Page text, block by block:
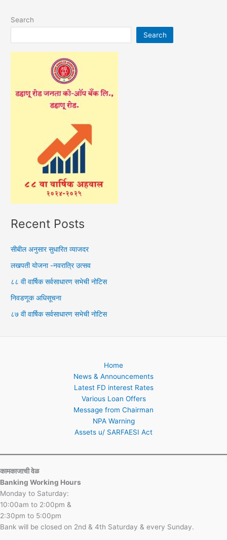
Search
Search
Recent Posts
सीबील अनुसार सुधारित व्याजदर
लखपती योजना -नवरात्रि उत्सव
८८ वी वार्षिक सर्वसाधारण सभेची नोटिस
निवडणूक अधिसूचना
८७ वी वार्षिक सर्वसाधारण सभेची नोटिस
Home
News & Announcements
Latest FD interest Rates
Various Loan Offers
Message from Chairman
NPA Warning
Assets u/ SARFAESI Act
कामकाजाची वेळ
Banking Working Hours
Monday to Saturday:
10:00am to 2:00pm &
2:30pm to 5:00pm
Bank will be closed on 2nd & 4th Saturday & every Sunday.